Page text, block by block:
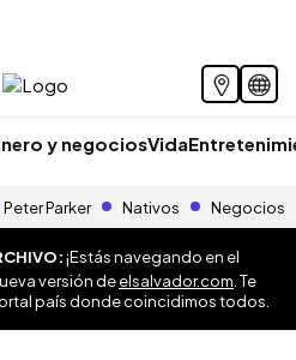
y negociosVida
Peter Parker Nativos Negocios
¡Estás navegando en el
versión deelsalvador.com . Te
país donde coincidimos todos.